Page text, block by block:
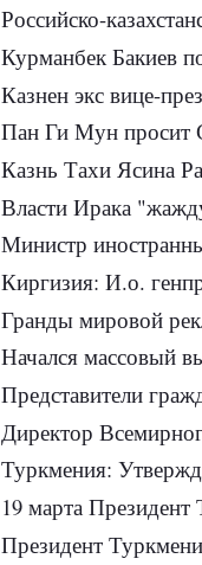
Российско-
Курманбек Бакиев
Казнен экс вице-
Пан Ги Мун просит
Казнь Тахи Ясина
Власти Ирака
Министр иностранных дел
Киргизия: И.о.
Гранды мировой
Начался массовый
Представители гражданского
Директор
Туркмения:
19 марта Президент
Президент Туркмении